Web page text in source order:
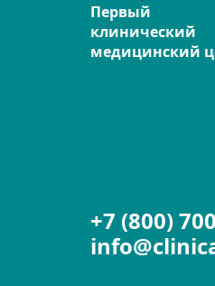
Первый
клинический
медицинский
+7 (800)